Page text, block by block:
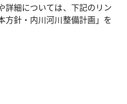
詳細については、下記のリン
方針・内川河川整備計画」を